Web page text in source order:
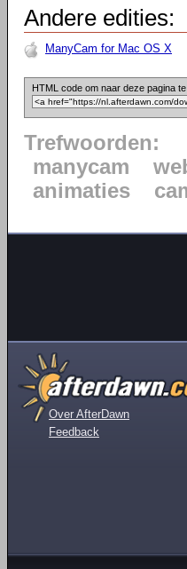
Andere edities:
ManyCam for Mac OS X
HTML code om naar deze pagina
Trefwoorden:
manycam
animaties
Over AfterDawn
Feedback